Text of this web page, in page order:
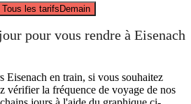
Tous les tarifsDemain
pour vous rendre à Eisenach
Eisenach en train, si vous souhaitez
vérifier la fréquence de voyage de nos